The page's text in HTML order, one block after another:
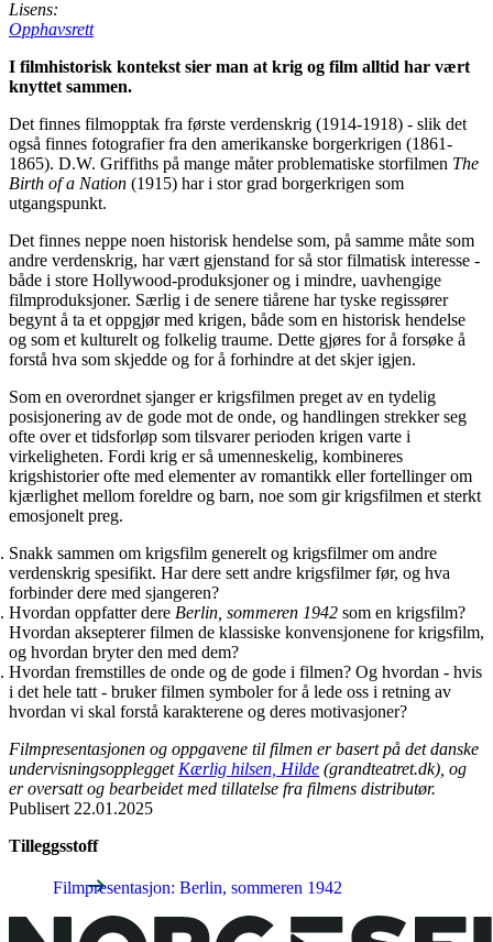
Lisens:
Opphavsrett
I filmhistorisk kontekst sier man at krig og film alltid har vært
knyttet sammen.
Det finnes filmopptak fra første verdenskrig (1914-1918) - slik det
også finnes fotografier fra den amerikanske borgerkrigen (1861-
1865). D.W. Griffiths på mange måter problematiske storfilmen The
Birth of a Nation (1915) har i stor grad borgerkrigen som
utgangspunkt.
Det finnes neppe noen historisk hendelse som, på samme måte som
andre verdenskrig, har vært gjenstand for så stor filmatisk interesse -
både i store Hollywood-produksjoner og i mindre, uavhengige
filmproduksjoner. Særlig i de senere tiårene har tyske regissører
begynt å ta et oppgjør med krigen, både som en historisk hendelse
og som et kulturelt og folkelig traume. Dette gjøres for å forsøke å
forstå hva som skjedde og for å forhindre at det skjer igjen.
Som en overordnet sjanger er krigsfilmen preget av en tydelig
posisjonering av de gode mot de onde, og handlingen strekker seg
ofte over et tidsforløp som tilsvarer perioden krigen varte i
virkeligheten. Fordi krig er så umenneskelig, kombineres
krigshistorier ofte med elementer av romantikk eller fortellinger om
kjærlighet mellom foreldre og barn, noe som gir krigsfilmen et sterkt
emosjonelt preg.
Snakk sammen om krigsfilm generelt og krigsfilmer om andre
verdenskrig spesifikt. Har dere sett andre krigsfilmer før, og hva
forbinder dere med sjangeren?
Hvordan oppfatter dere Berlin, sommeren 1942 som en krigsfilm?
Hvordan aksepterer filmen de klassiske konvensjonene for krigsfilm,
og hvordan bryter den med dem?
Hvordan fremstilles de onde og de gode i filmen? Og hvordan - hvis
i det hele tatt - bruker filmen symboler for å lede oss i retning av
hvordan vi skal forstå karakterene og deres motivasjoner?
Filmpresentasjonen og oppgavene til filmen er basert på det danske
undervisningsopplegget Kærlig hilsen, Hilde (grandteatret.dk), og
er oversatt og bearbeidet med tillatelse fra filmens distributør.
Publisert 22.01.2025
Tilleggsstoff
Filmpresentasjon: Berlin, sommeren 1942